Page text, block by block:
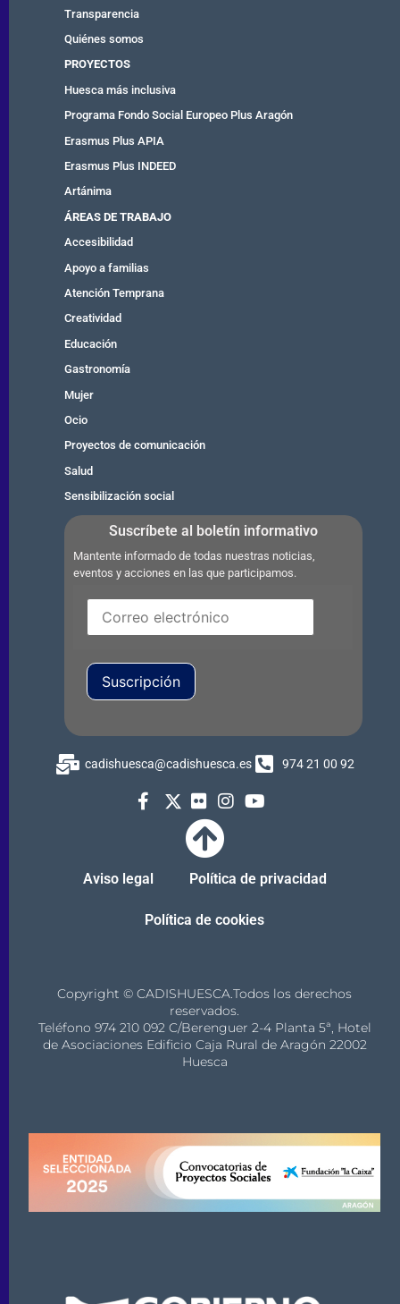
Transparencia
Quiénes somos
PROYECTOS
Huesca más inclusiva
Programa Fondo Social Europeo Plus Aragón
Erasmus Plus APIA
Erasmus Plus INDEED
Artánima
ÁREAS DE TRABAJO
Accesibilidad
Apoyo a familias
Atención Temprana
Creatividad
Educación
Gastronomía
Mujer
Ocio
Proyectos de comunicación
Salud
Sensibilización social
Suscríbete al boletín informativo
Mantente informado de todas nuestras noticias,
eventos y acciones en las que participamos.
Suscripción
cadishuesca@cadishuesca.es 974 21 00 92
Aviso legal Política de privacidad
Política de cookies
Copyright © CADISHUESCA.Todos los derechos
reservados.
Teléfono 974 210 092 C/Berenguer 2-4 Planta 5ª, Hotel
de Asociaciones Edificio Caja Rural de Aragón 22002
Huesca